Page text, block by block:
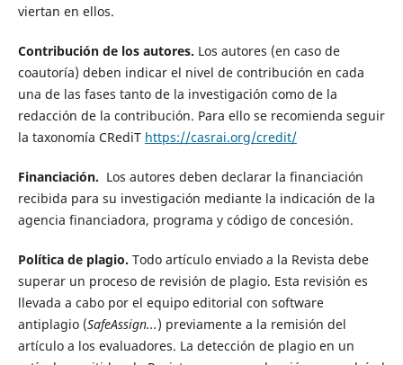
viertan en ellos.
Contribución de los autores. Los autores (en caso de
coautoría) deben indicar el nivel de contribución en cada
una de las fases tanto de la investigación como de la
redacción de la contribución. Para ello se recomienda seguir
la taxonomía CRediT https://casrai.org/credit/
Financiación. Los autores deben declarar la financiación
recibida para su investigación mediante la indicación de la
agencia financiadora, programa y código de concesión.
Política de plagio. Todo artículo enviado a la Revista debe
superar un proceso de revisión de plagio. Esta revisión es
llevada a cabo por el equipo editorial con software
antiplagio (SafeAssign...) previamente a la remisión del
artículo a los evaluadores. La detección de plagio en un